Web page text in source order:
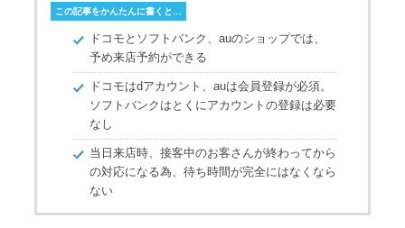
この記事をかんたんに書くと…
ドコモとソフトバンク、auのショップでは、
予め来店予約ができる
ドコモはdアカウント、auは会員登録が必須。
ソフトバンクはとくにアカウントの登録は必要
なし
当日来店時、接客中のお客さんが終わってから
の対応になる為、待ち時間が完全にはなくなら
ない